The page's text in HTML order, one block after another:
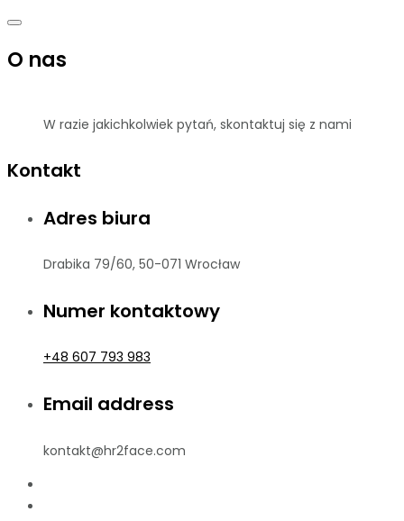
O nas
W razie jakichkolwiek pytań, skontaktuj się z nami
Kontakt
Adres biura
Drabika 79/60, 50-071 Wrocław
Numer kontaktowy
+48 607 793 983
Email address
kontakt@hr2face.com